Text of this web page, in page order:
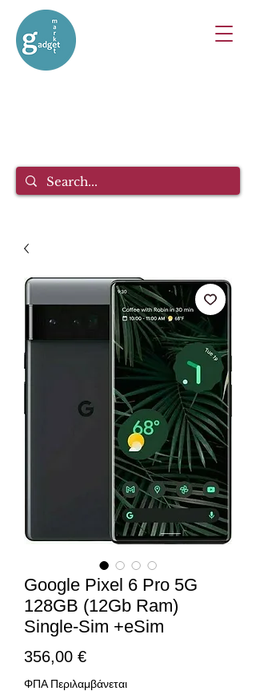
Google Pixel 6 Pro 5G
128GB (12Gb Ram)
Single-Sim +eSim
356,00 €Τιμή
ΦΠΑ Περιλαμβάνεται